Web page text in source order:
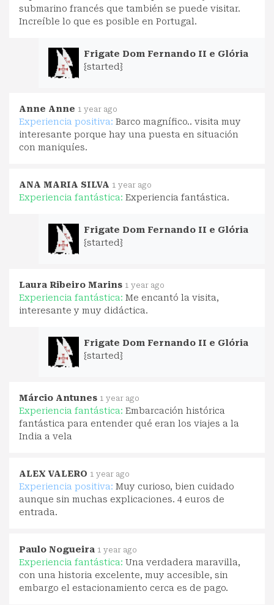
submarino francés que también se puede visitar.
Increíble lo que es posible en Portugal.
Frigate Dom Fernando II e Glória
{started}
Anne Anne 1 year ago
Experiencia positiva: Barco magnífico.. visita muy
interesante porque hay una puesta en situación
con maniquíes.
ANA MARIA SILVA 1 year ago
Experiencia fantástica: Experiencia fantástica.
Frigate Dom Fernando II e Glória
{started}
Laura Ribeiro Marins 1 year ago
Experiencia fantástica: Me encantó la visita,
interesante y muy didáctica.
Frigate Dom Fernando II e Glória
{started}
Márcio Antunes 1 year ago
Experiencia fantástica: Embarcación histórica
fantástica para entender qué eran los viajes a la
India a vela
ALEX VALERO 1 year ago
Experiencia positiva: Muy curioso, bien cuidado
aunque sin muchas explicaciones. 4 euros de
entrada.
Paulo Nogueira 1 year ago
Experiencia fantástica: Una verdadera maravilla,
con una historia excelente, muy accesible, sin
embargo el estacionamiento cerca es de pago.